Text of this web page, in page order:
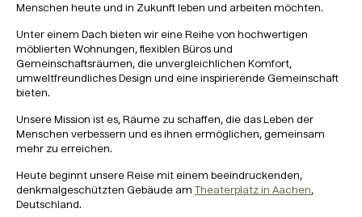
Menschen heute und in Zukunft leben und arbeiten möchten.
Unter einem Dach bieten wir eine Reihe von hochwertigen
möblierten Wohnungen, flexiblen Büros und
Gemeinschaftsräumen, die unvergleichlichen Komfort,
umweltfreundliches Design und eine inspirierende Gemeinschaft
bieten.
Unsere Mission ist es, Räume zu schaffen, die das Leben der
Menschen verbessern und es ihnen ermöglichen, gemeinsam
mehr zu erreichen.
Heute beginnt unsere Reise mit einem beeindruckenden,
denkmalgeschützten Gebäude am
Theaterplatz in Aachen,
Deutschland.